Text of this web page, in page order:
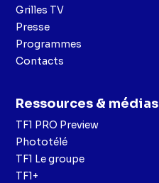
Grilles TV
Presse
Programmes
Contacts
Ressources & médias
TF1 PRO Preview
Phototélé
TF1 Le groupe
TF1+